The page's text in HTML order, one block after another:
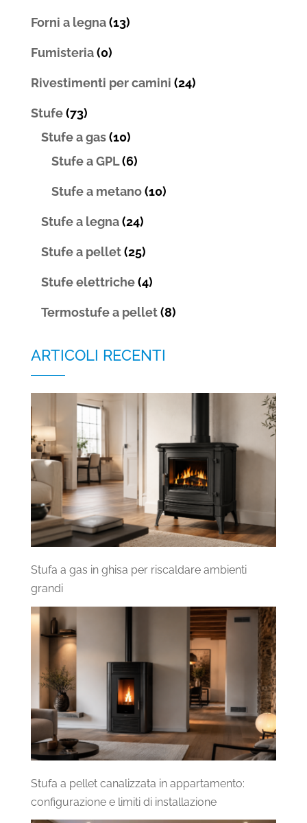
Forni a legna (13)
Fumisteria (0)
Rivestimenti per camini (24)
Stufe (73)
Stufe a gas (10)
Stufe a GPL (6)
Stufe a metano (10)
Stufe a legna (24)
Stufe a pellet (25)
Stufe elettriche (4)
Termostufe a pellet (8)
ARTICOLI RECENTI
Stufa a gas in ghisa per riscaldare ambienti
grandi
Stufa a pellet canalizzata in appartamento:
configurazione e limiti di installazione